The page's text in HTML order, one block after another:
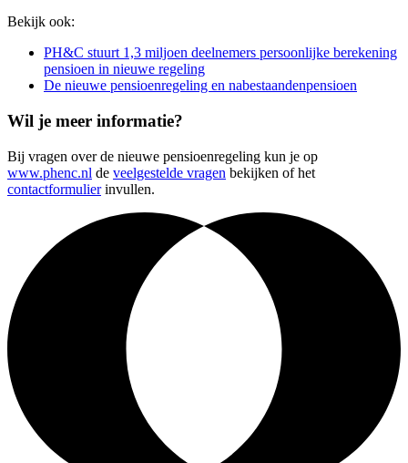
Bekijk ook:
PH&C stuurt 1,3 miljoen deelnemers persoonlijke berekening
pensioen in nieuwe regeling
De nieuwe pensioenregeling en nabestaandenpensioen
Wil je meer informatie?
Bij vragen over de nieuwe pensioenregeling kun je op
www.phenc.nl de veelgestelde vragen bekijken of het
contactformulierinvullen.